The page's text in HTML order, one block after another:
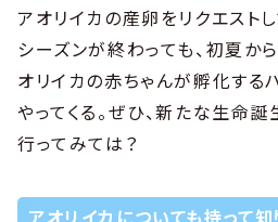
アオリイカの産卵をリクエスト
シーズンが終わっても、初夏か
オリイカの赤ちゃんが孵化する
やってくる。ぜひ、新たな生命
行ってみては？
アオリイカについても持って